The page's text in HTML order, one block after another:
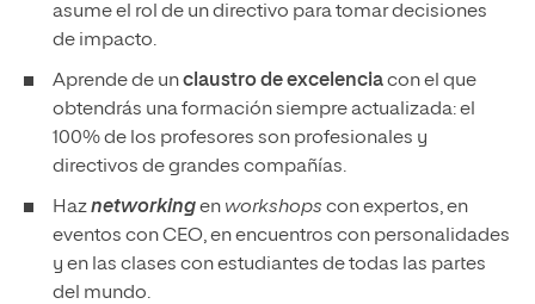
asume el rol de un directivo para tomar decisiones
de impacto.
Aprende de unclaustro de excelenciacon el que
obtendrás una formación siempre actualizada: el
100% de los profesores son profesionales y
directivos de grandes compañías.
Haznetworkingen workshops con expertos, en
eventos con CEO, en encuentros con personalidades
y en las clases con estudiantes de todas las partes
del mundo.